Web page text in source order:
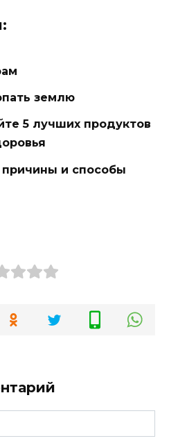
землю
5 лучших продуктов
и способы